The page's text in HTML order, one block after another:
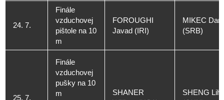
24. 7.
Finále
vzduchovej
pištole na 10
m
FOROUGHI
Javad (IRI)
MIKEC
(SRB)
25. 7.
Finále
vzduchovej
pušky na 10
m
SHANER
SHENG